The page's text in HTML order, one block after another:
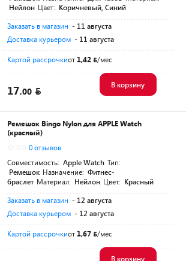
Нейлон Цвет: Коричневый, Синий
Заказать в магазин - 11 августа
Доставка курьером - 11 августа
Картой рассрочкиот 1,42 /мес
17.00
В корзину
Ремешок Bingo Nylon для APPLE Watch
(красный)
0 отзывов
Совместимость: Apple Watch Тип:
Ремешок Назначение: Фитнес-
браслет Материал: Нейлон Цвет: Красный
Заказать в магазин - 12 августа
Доставка курьером - 12 августа
Картой рассрочкиот 1,67 /мес
В корзину